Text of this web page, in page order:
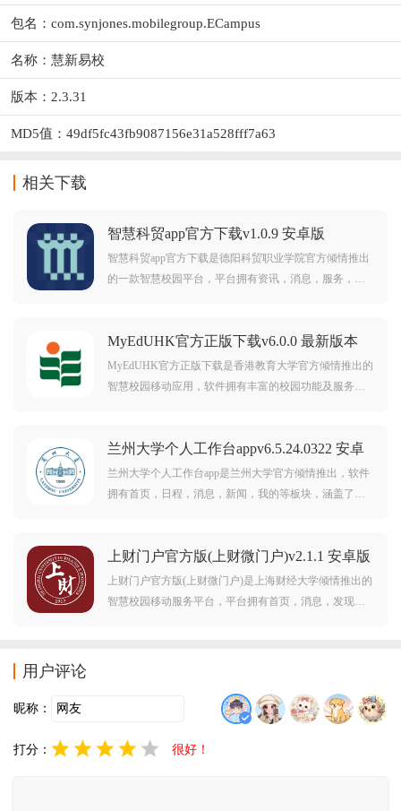
包名：com.synjones.mobilegroup.ECampus
名称：慧新易校
版本：2.3.31
MD5值：49df5fc43fb9087156e31a528fff7a63
相关下载
智慧科贸app官方下载v1.0.9 安卓版
智慧科贸app官方下载是德阳科贸职业学院官方倾情推出
的一款智慧校园平台，平台拥有资讯，消息，服务，校
能，学校一网通办。
MyEdUHK官方正版下载v6.0.0 最新版本
MyEdUHK官方正版下载是香港教育大学官方倾情推出的
智慧校园移动应用，软件拥有丰富的校园功能及服务，
使用。
兰州大学个人工作台appv6.5.24.0322 安卓
版
兰州大学个人工作台app是兰州大学官方倾情推出，软件
拥有首页，日程，消息，新闻，我的等板块，涵盖了丰
来下载使用。
上财门户官方版(上财微门户)v2.1.1 安卓版
上财门户官方版(上财微门户)是上海财经大学倾情推出的
智慧校园移动服务平台，平台拥有首页，消息，发现，
用户评论
昵称：
打分： 很好！